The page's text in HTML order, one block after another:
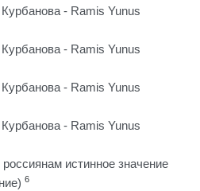
- Ramis Yunus
- Ramis Yunus
- Ramis Yunus
- Ramis Yunus
истинное значение
6